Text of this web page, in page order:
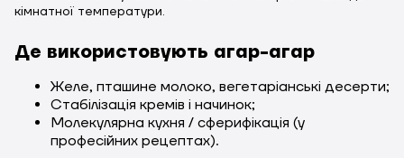
кімнатної температури.
Де використовують агар-агар
Желе, пташине молоко, вегетаріанські десерти;
Стабілізація кремів і начинок;
Молекулярна кухня / сферифікація (у
професійних рецептах).